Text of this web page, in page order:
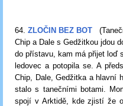
64. ZLOČIN BEZ BOT
Chip a Dale s Gedžitkou jdou
do přístavu, kam má přijet loď
ledovec a potopila se. A
Chip, Dale, Gedžitka a hlavní
stalo s tanečními botami.
spojí v Arktidě, kde zjistí že